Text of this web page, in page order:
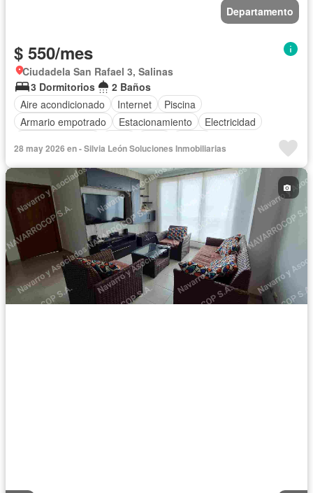
Departamento
$ 550/mes
Ciudadela San Rafael 3, Salinas
3 Dormitorios
2 Baños
Aire acondicionado
Internet
Piscina
Armario empotrado
Estacionamiento
Electricidad
Acceso para personas con discapacidad
Parrilla
Completamente amoblado
28 may 2026 en - Silvia León Soluciones Inmobiliarias